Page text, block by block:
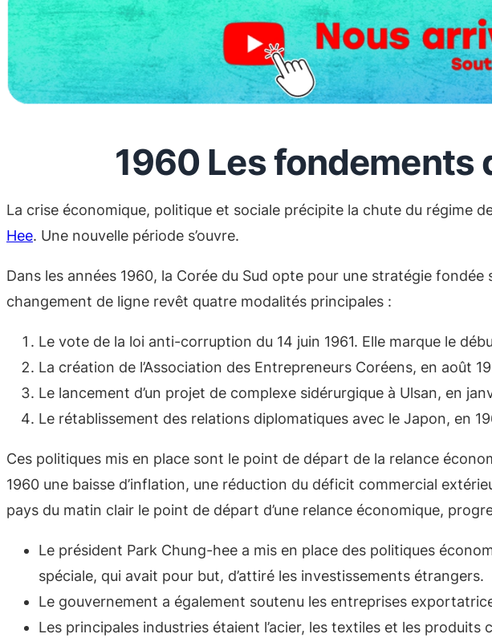
1960 Les fondements
La crise économique, politique et sociale précipite la chute du régime
Hee. Une nouvelle période s’ouvre.
Dans les années 1960, la Corée du Sud opte pour une stratégie
changement de ligne revêt quatre modalités principales :
Le vote de la loi anti-corruption du 14 juin 1961. Elle marque le
La création de l’Association des Entrepreneurs Coréens, en août
Le lancement d’un projet de complexe sidérurgique à Ulsan, en
Le rétablissement des relations diplomatiques avec le Japon, en
Ces politiques mis en place sont le point de départ de la relance
1960 une baisse d’inflation, une réduction du déficit commercial
pays du matin clair le point de départ d’une relance économique,
Le président Park Chung-hee a mis en place des politiques
spéciale, qui avait pour but, d’attiré les investissements étrangers.
Le gouvernement a également soutenu les entreprises
Les principales industries étaient l’acier, les textiles et les produits